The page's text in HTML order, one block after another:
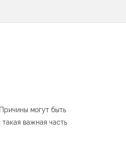
могут быть
важная часть